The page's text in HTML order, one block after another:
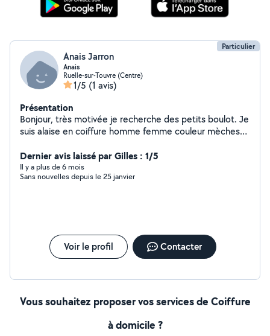
Particulier
Anais Jarron
Anais
Ruelle-sur-Touvre (Centre)
1/5 (1 avis)
Présentation
Bonjour, très motivée je recherche des petits boulot. Je
suis alaise en coiffure homme femme couleur mèches
en cuisine je fais plein de plats et également des gros
plats style bourguignon couscous etc.. Alaise aussi en
ménage repasse.. J'adore les animaux
Dernier avis laissé par Gilles : 1/5
Il y a plus de 6 mois
Sans nouvelles depuis le 25 janvier
Voir le profil Contacter
Vous souhaitez proposer vos services de Coiffure
à domicile ?